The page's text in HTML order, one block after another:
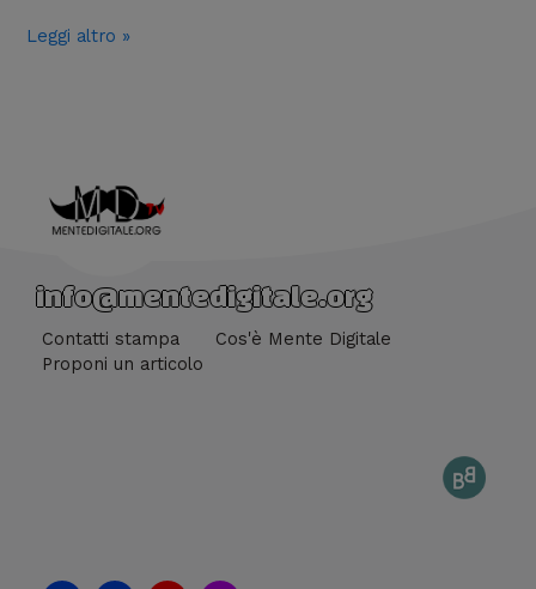
Leggi altro »
info@mentedigitale.org
Contatti stampa
Cos'è Mente Digitale
Proponi un articolo